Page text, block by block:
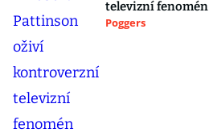
televizní fenomén
Poggers